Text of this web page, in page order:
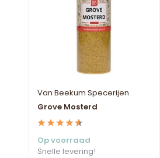
Van Beekum Specerijen
Grove Mosterd
Op voorraad
Snelle levering!